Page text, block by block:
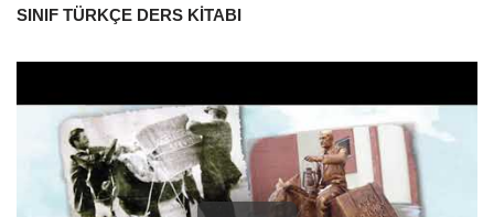
SINIF TÜRKÇE DERS KİTABI